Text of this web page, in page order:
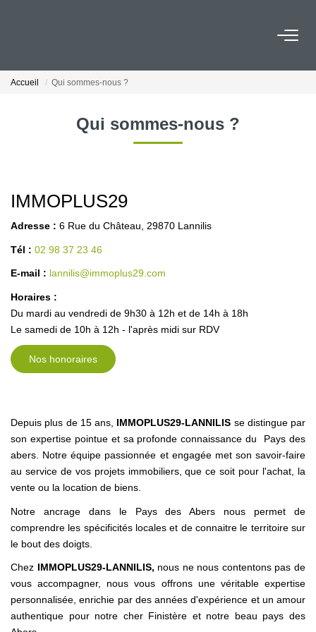
ACHETER
Appartement
Terrain
Maison
Local
VENDRE
Estimer Mon Bien
Nos Biens Vendus
Nos Biens Loués
NOTRE AGENCE
Qui Sommes-Nous ?
FAQ
Accueil Qui sommes-nous ?
Qui sommes-nous ?
IMMOPLUS29
Adresse : 6 Rue du Château, 29870 Lannilis
Tél : 02 98 37 23 46
E-mail : lannilis@immoplus29.com
Horaires :
Du mardi au vendredi de 9h30 à 12h et de 14h à 18h
Le samedi de 10h à 12h - l'après midi sur RDV
Nos honoraires
Depuis plus de 15 ans, IMMOPLUS29-LANNILIS se distingue par
son expertise pointue et sa profonde connaissance du Pays des
abers. Notre équipe passionnée et engagée met son savoir-faire
au service de vos projets immobiliers, que ce soit pour l'achat, la
vente ou la location de biens.
Notre ancrage dans le Pays des Abers nous permet de
comprendre les spécificités locales et de connaitre le territoire sur
le bout des doigts.
Chez IMMOPLUS29-LANNILIS, nous ne nous contentons pas de
vous accompagner, nous vous offrons une véritable expertise
personnalisée, enrichie par des années d'expérience et un amour
authentique pour notre cher Finistère et notre beau pays des